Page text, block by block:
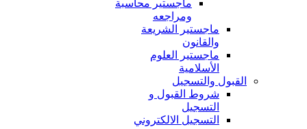
ماجستير محاسبة
ومراجعه
ماجستير الشريعة
والقانون
ماجستير العلوم
الأسلامية
القبول والتسجيل
شروط القبول و
التسجيل
التسجيل الالكتروني